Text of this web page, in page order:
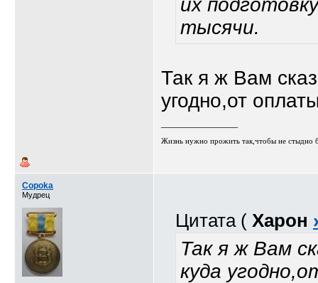
их
тысячи.
Так я ж Вам
угодно,от
Жизнь нужно прожить так,чтобы не стыдно
Copoka
Мудрец
Цитата ( Харон
Так я ж Вам
куда